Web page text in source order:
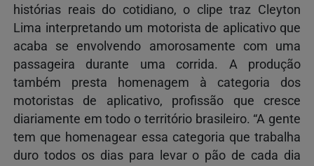
histórias reais do cotidiano, o clipe traz Cleyton
Lima interpretando um motorista de aplicativo que
acaba se envolvendo amorosamente com uma
passageira durante uma corrida. A produção
também presta homenagem à categoria dos
motoristas de aplicativo, profissão que cresce
diariamente em todo o território brasileiro. “A gente
tem que homenagear essa categoria que trabalha
duro todos os dias para levar o pão de cada dia